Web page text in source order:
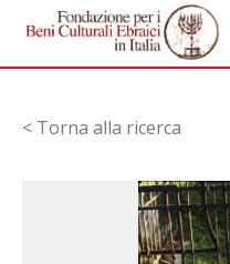
< Torna alla ricerca